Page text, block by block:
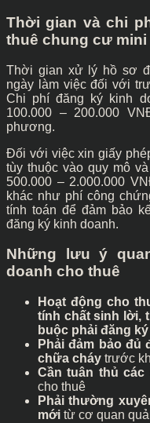
Thời gian và chi
thuê chung cư mini
Thời gian xử lý hồ sơ
ngày làm việc đối với
Chi phí đăng ký kinh
100.000 – 200.000
phương.
Đối với việc xin giấy
tùy thuộc vào quy mô
500.000 – 2.000.000
khác như phí công
tính toán để đảm bảo
đăng ký kinh doanh.
Những lưu ý
doanh cho thuê
Hoạt động cho
tính chất sinh lời,
buộc phải đăng
Phải đảm bảo đủ
chữa cháy trước
Cần tuân thủ
cho thuê
Phải thường
mới từ cơ quan